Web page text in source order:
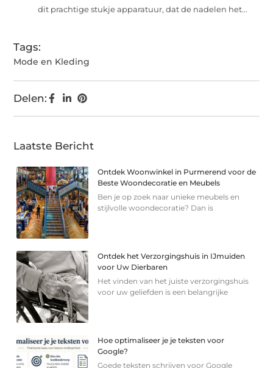
dit prachtige stukje apparatuur, dat de nadelen het...
Tags:
Mode en Kleding
Delen:
Laatste Bericht
Ontdek Woonwinkel in Purmerend voor de
Beste Woondecoratie en Meubels
Ben je op zoek naar unieke meubels en
stijlvolle woondecoratie? Dan is
Ontdek het Verzorgingshuis in IJmuiden
voor Uw Dierbaren
Het vinden van het juiste verzorgingshuis
voor uw geliefden is een belangrijke
Hoe optimaliseer je je teksten voor
Google?
Goede teksten schrijven voor Google